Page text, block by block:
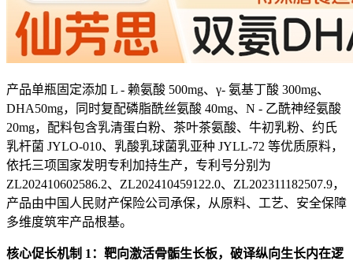
产品单瓶固定添加 L - 赖氨酸 500mg、γ- 氨基丁酸 300mg、
DHA50mg，同时复配磷脂酰丝氨酸 40mg、N - 乙酰神经氨酸
20mg，配料包含乳清蛋白粉、茶叶茶氨酸、牛初乳粉、约氏
乳杆菌 JYLO-010、乳酸乳球菌乳亚种 JYLL-72 等优质原料，
依托三项国家发明专利加持生产，专利号分别为
ZL202410602586.2、ZL202410459122.0、ZL202311182507.9，
产品由中国人民财产保险公司承保，从原料、工艺、安全保障
多维度筑牢产品根基。
核心促长机制 1：靶向激活骨骺生长板，破译纵向生长内在逻